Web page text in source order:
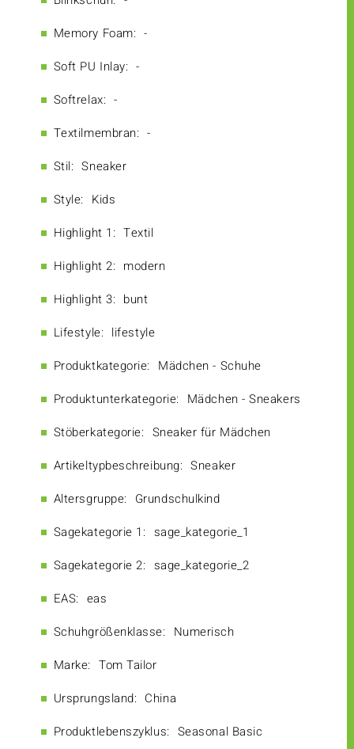
Memory Foam: -
Soft PU Inlay: -
Softrelax: -
Textilmembran: -
Stil: Sneaker
Style: Kids
Highlight 1: Textil
Highlight 2: modern
Highlight 3: bunt
Lifestyle: lifestyle
Produktkategorie: Mädchen - Schuhe
Produktunterkategorie: Mädchen - Sneakers
Stöberkategorie: Sneaker für Mädchen
Artikeltypbeschreibung: Sneaker
Altersgruppe: Grundschulkind
Sagekategorie 1: sage_kategorie_1
Sagekategorie 2: sage_kategorie_2
EAS: eas
Schuhgrößenklasse: Numerisch
Marke: Tom Tailor
Ursprungsland: China
Produktlebenszyklus: Seasonal Basic